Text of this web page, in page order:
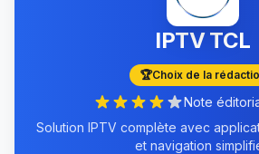
IPTV TCL
🏆Choix de la
Note
Solution IPTV complète avec
et navigation